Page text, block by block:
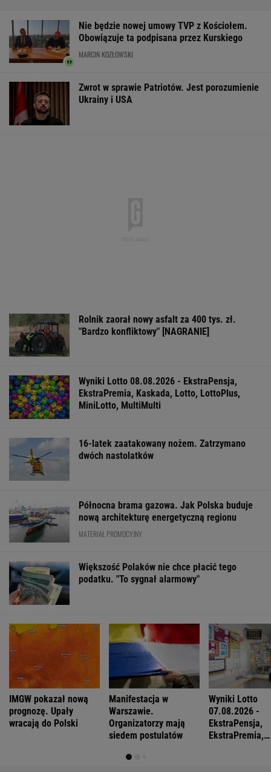
Nie będzie nowej umowy TVP z Kościołem.
Obowiązuje ta podpisana przez Kurskiego
MARCIN KOZŁOWSKI
Zwrot w sprawie Patriotów. Jest porozumienie
Ukrainy i USA
Rolnik zaorał nowy asfalt za 400 tys. zł.
"Bardzo konfliktowy" [NAGRANIE]
Wyniki Lotto 08.08.2026 - EkstraPensja,
EkstraPremia, Kaskada, Lotto, LottoPlus,
MiniLotto, MultiMulti
16-latek zaatakowany nożem. Zatrzymano
dwóch nastolatków
Północna brama gazowa. Jak Polska buduje
nową architekturę energetyczną regionu
MATERIAŁ PROMOCYJNY
Większość Polaków nie chce płacić tego
podatku. "To sygnał alarmowy"
IMGW pokazał nową
prognozę. Upały
wracają do Polski
Manifestacja w
Warszawie.
Organizatorzy mają
siedem postulatów
Wyniki Lotto
07.08.2026 -
EkstraPensja,
EkstraPremia,